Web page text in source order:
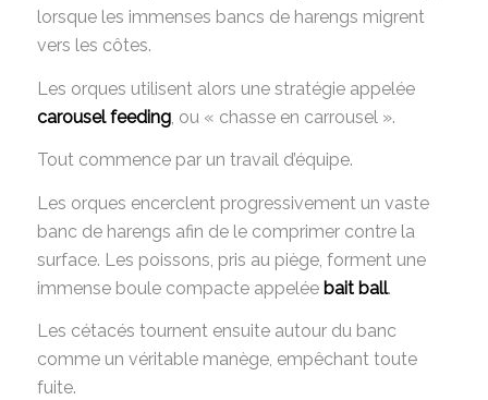
lorsque les immenses bancs de harengs migrent
vers les côtes.
Les orques utilisent alors une stratégie appelée
carousel feeding, ou « chasse en carrousel ».
Tout commence par un travail d’équipe.
Les orques encerclent progressivement un vaste
banc de harengs afin de le comprimer contre la
surface. Les poissons, pris au piège, forment une
immense boule compacte appelée bait ball.
Les cétacés tournent ensuite autour du banc
comme un véritable manège, empêchant toute
fuite.